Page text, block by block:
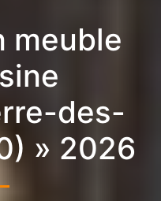
meuble
des-
» 2026